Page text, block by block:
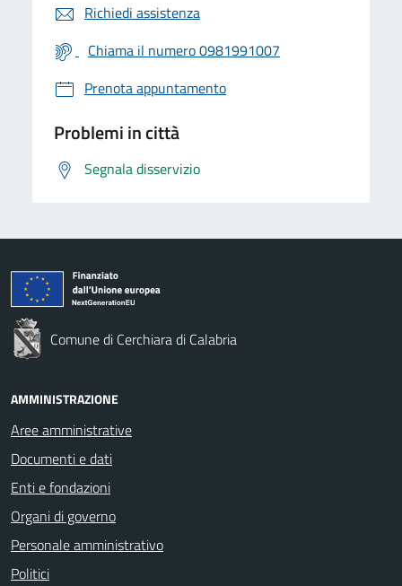
Richiedi assistenza
Chiama il numero 0981991007
Prenota appuntamento
Problemi in città
Segnala disservizio
Comune di Cerchiara di Calabria
AMMINISTRAZIONE
Aree amministrative
Documenti e dati
Enti e fondazioni
Organi di governo
Personale amministrativo
Politici